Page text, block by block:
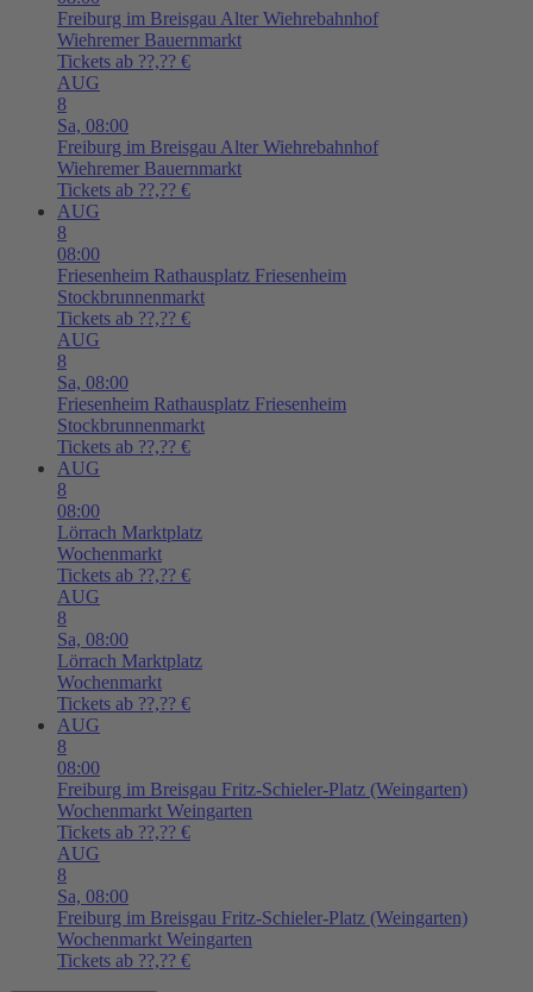
Freiburg im Breisgau Alter Wiehrebahnhof
Wiehremer Bauernmarkt
Tickets ab ??,?? €
AUG
8
Sa, 08:00
Freiburg im Breisgau Alter Wiehrebahnhof
Wiehremer Bauernmarkt
Tickets ab ??,?? €
AUG
8
08:00
Friesenheim Rathausplatz Friesenheim
Stockbrunnenmarkt
Tickets ab ??,?? €
AUG
8
Sa, 08:00
Friesenheim Rathausplatz Friesenheim
Stockbrunnenmarkt
Tickets ab ??,?? €
AUG
8
08:00
Lörrach Marktplatz
Wochenmarkt
Tickets ab ??,?? €
AUG
8
Sa, 08:00
Lörrach Marktplatz
Wochenmarkt
Tickets ab ??,?? €
AUG
8
08:00
Freiburg im Breisgau Fritz-Schieler-Platz (Weingarten)
Wochenmarkt Weingarten
Tickets ab ??,?? €
AUG
8
Sa, 08:00
Freiburg im Breisgau Fritz-Schieler-Platz (Weingarten)
Wochenmarkt Weingarten
Tickets ab ??,?? €